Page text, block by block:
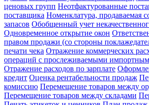
ценовых групп Неотфактурованные
поставщика Номенклатура, продаваемая
запасов Обобщенный учет
Одновременное открытие окон
правом продажи (со стороны
печати чека Отражение коммерческих
операций с прослеживаемыми
Отражение расходов по зарплате
кредит Оценка рентабельности продаж
комиссию Перемещение товаров между
Перемещение товаров между складами